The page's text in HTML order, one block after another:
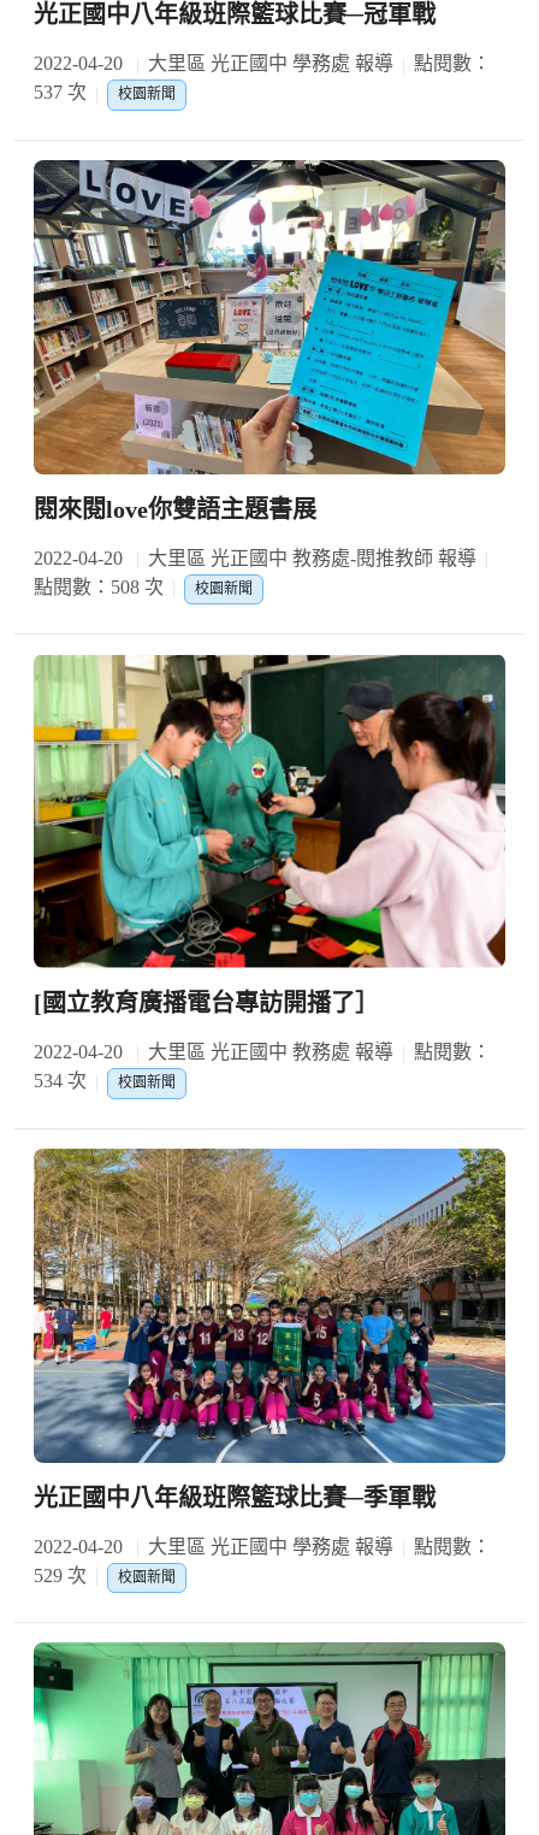
光正國中八年級班際籃球比賽─冠軍戰
2022-04-20 大里區 光正國中 學務處 報導
點閱數：
537 次
校園新聞
閱來閱love你雙語主題書展
2022-04-20
大里區 光正國中 教務處-閱推教師 報導
點閱數：508 次
校園新聞
[國立教育廣播電台專訪開播了］
2022-04-20 大里區 光正國中 教務處 報導
點閱數：
534 次
校園新聞
光正國中八年級班際籃球比賽─季軍戰
2022-04-20 大里區 光正國中 學務處 報導
點閱數：
529 次
校園新聞